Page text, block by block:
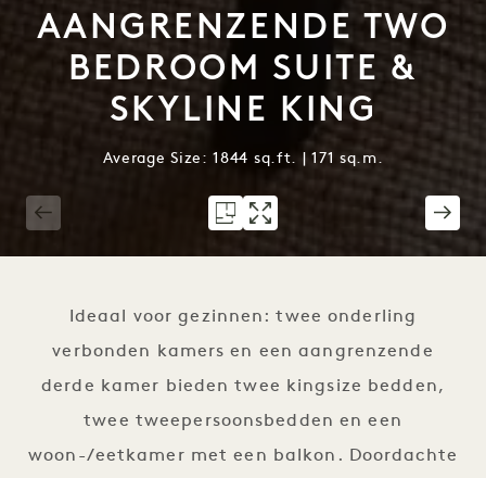
AANGRENZENDE TWO
BEDROOM SUITE &
SKYLINE KING
Average Size: 1844 sq.ft. | 171 sq.m.
Ideaal voor gezinnen: twee onderling
verbonden kamers en een aangrenzende
derde kamer bieden twee kingsize bedden,
twee tweepersoonsbedden en een
woon-/eetkamer met een balkon. Doordachte